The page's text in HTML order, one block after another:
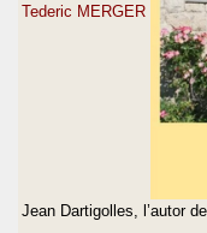
Tederic MERGER
Jean Dartigolles, l’autor